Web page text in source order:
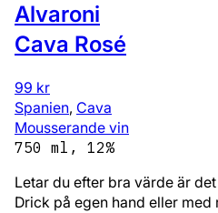
Alvaroni
Cava Rosé
99 kr
Spanien, Cava
Mousserande vin
750 ml, 12%
Letar du efter bra värde är
Drick på egen hand eller